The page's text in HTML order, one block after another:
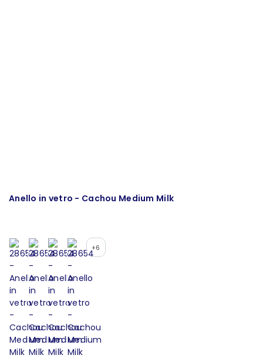
Anello in vetro - Cachou Medium Milk
+6